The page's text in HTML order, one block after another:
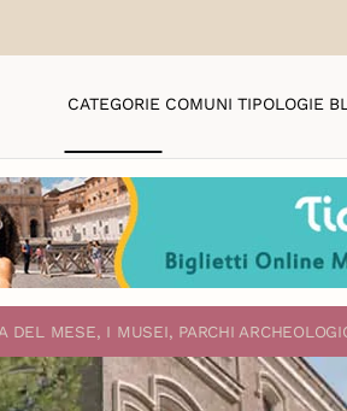
CATEGORIE COMUNI TIPOLOGIE
DEL MESE, I MUSEI, PARCHI